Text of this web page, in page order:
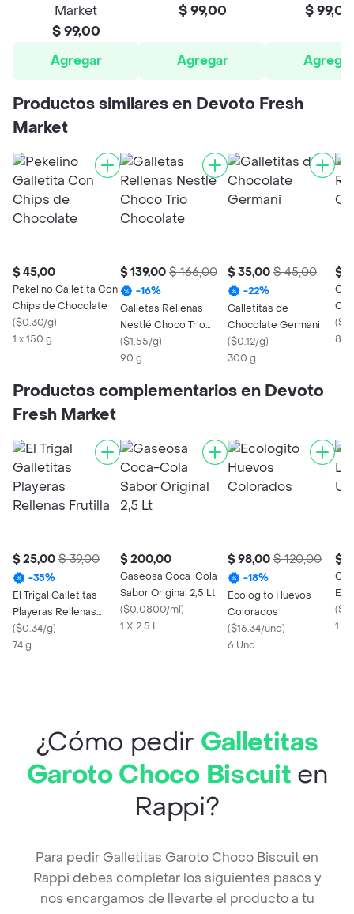
Market
$ 99,00
Agregar
$ 99,00
Agregar
$ 99,00
Agregar
Productos similares en Devoto Fresh
Market
$ 45,00
Pekelino Galletita Con
Chips de Chocolate
($0.30/g)
1 x 150 g
$ 139,00 $ 166,00
-16%
Galletas Rellenas
Nestlé Choco Trio
Chocolate
($1.55/g)
90 g
$ 35,00 $ 45,00
-22%
Galletitas de
Chocolate Germani
($0.12/g)
300 g
$
(
85
Productos complementarios en Devoto
Fresh Market
$ 25,00 $ 39,00
-35%
El Trigal Galletitas
Playeras Rellenas
Frutilla
($0.34/g)
74 g
$ 200,00
Gaseosa Coca-Cola
Sabor Original 2,5 Lt
($0.0800/ml)
1 X 2.5 L
$ 98,00 $ 120,00
-18%
Ecologito Huevos
Colorados
($16.34/und)
6 Und
$
(
1 L
¿Cómo pedir Galletitas
Garoto Choco Biscuit en
Rappi?
Para pedir Galletitas Garoto Choco Biscuit en
Rappi debes completar los siguientes pasos y
nos encargamos de llevarte el producto a tu